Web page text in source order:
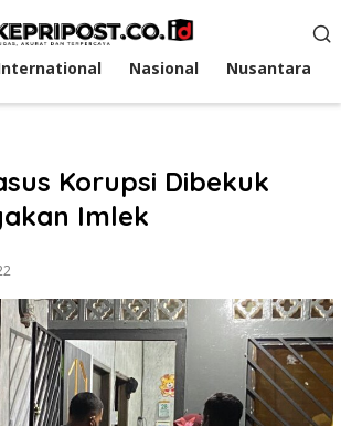
Nasional Nusantara
Korupsi Dibekuk
Imlek